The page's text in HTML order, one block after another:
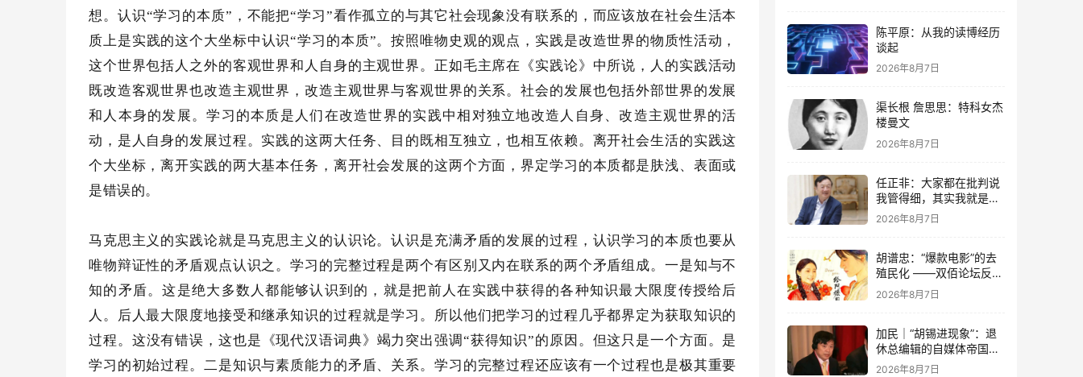
想。认识“学习的本质”，不能把“学习”看作孤立的与其它社会现象没有联系的，而应该放在社会生活本
质上是实践的这个大坐标中认识“学习的本质”。按照唯物史观的观点，实践是改造世界的物质性活动，
这个世界包括人之外的客观世界和人自身的主观世界。正如毛主席在《实践论》中所说，人的实践活动
既改造客观世界也改造主观世界，改造主观世界与客观世界的关系。社会的发展也包括外部世界的发展
和人本身的发展。学习的本质是人们在改造世界的实践中相对独立地改造人自身、改造主观世界的活
动，是人自身的发展过程。实践的这两大任务、目的既相互独立，也相互依赖。离开社会生活的实践这
个大坐标，离开实践的两大基本任务，离开社会发展的这两个方面，界定学习的本质都是肤浅、表面或
是错误的。
马克思主义的实践论就是马克思主义的认识论。认识是充满矛盾的发展的过程，认识学习的本质也要从
唯物辩证性的矛盾观点认识之。学习的完整过程是两个有区别又内在联系的两个矛盾组成。一是知与不
知的矛盾。这是绝大多数人都能够认识到的，就是把前人在实践中获得的各种知识最大限度传授给后
人。后人最大限度地接受和继承知识的过程就是学习。所以他们把学习的过程几乎都界定为获取知识的
过程。这没有错误，这也是《现代汉语词典》竭力突出强调“获得知识”的原因。但这只是一个方面。是
学习的初始过程。二是知识与素质能力的矛盾、关系。学习的完整过程还应该有一个过程也是极其重要
陈平原：从我的读博经历
谈起
2026年8月7日
渠长根 詹思思：特科女杰
楼曼文
2026年8月7日
任正非：大家都在批判说
我管得细，其实我就是去
抓了一些点激活原有政策
2026年8月7日
胡谱忠：“爆款电影”的去
殖民化 ——双佰论坛反思
想殖民系列报告之五
2026年8月7日
加民｜“胡锡进现象”：退
休总编辑的自媒体帝国与
公私边界之问
2026年8月7日